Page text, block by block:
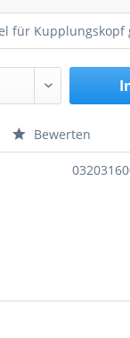
für Kupplungskopf
Bewerten